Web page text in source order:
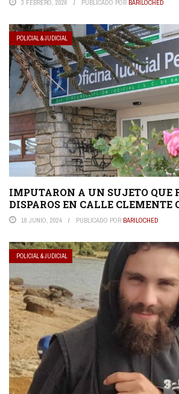
3 FEBRERO, 2026 PUBLICADO POR BARILOCHED
POLICIAL & JUDICIAL
IMPUTARON A UN SUJETO QUE
DISPAROS EN CALLE CLEMENTE
18 JUNIO, 2024 PUBLICADO POR BARILOCHED
POLICIAL & JUDICIAL